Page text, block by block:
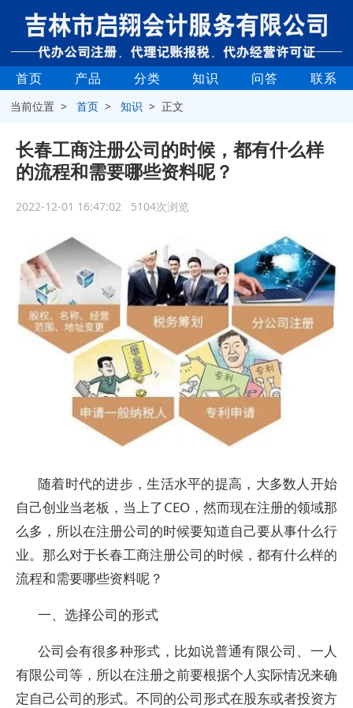
首页 产品 分类 知识 问答 联系
当前位置 >首页 >知识 > 正文
长春工商注册公司的时候，都有什么样
的流程和需要哪些资料呢？
2022-12-01 16:47:02 5104次浏览
随着时代的进步，生活水平的提高，大多数人开始
自己创业当老板，当上了CEO，然而现在注册的领域那
么多，所以在注册公司的时候要知道自己要从事什么行
业。那么对于长春工商注册公司的时候，都有什么样的
流程和需要哪些资料呢？
一、选择公司的形式
公司会有很多种形式，比如说普通有限公司、一人
有限公司等，所以在注册之前要根据个人实际情况来确
定自己公司的形式。不同的公司形式在股东或者投资方